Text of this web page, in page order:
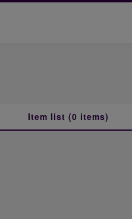
Item list (0 items)